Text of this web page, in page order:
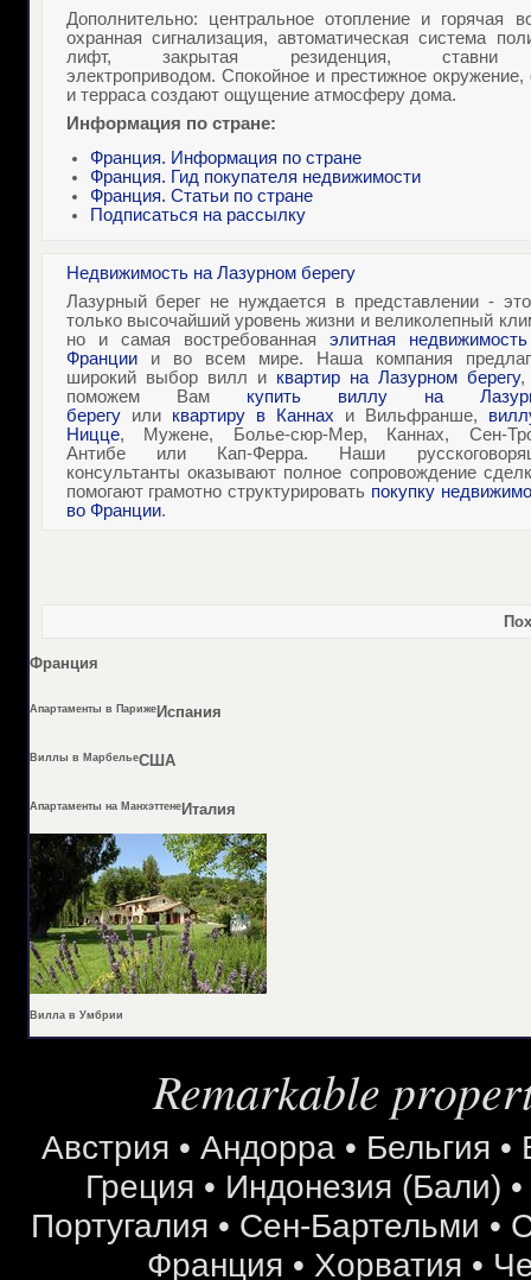
Дополнительно: центральное отопление и горячая
охранная сигнализация, автоматическая система
лифт, закрытая резиденция,
электроприводом. Спокойное и престижное окружение,
и терраса создают ощущение атмосферу дома.
Информация по стране:
Франция. Информация по стране
Франция. Гид покупателя недвижимости
Франция. Статьи по стране
Подписаться на рассылку
Недвижимость на Лазурном берегу
Лазурный берег не нуждается в представлении -
только высочайший уровень жизни и великолепный
но и самая востребованная элитная
Франциии во всем мире. Наша компания
широкий выбор вилл и квартир на Лазурном берегу,
поможем Вам купить виллу на
берегуили квартиру в Каннах и Вильфранше,
Ницце, Мужене, Болье-сюр-Мер, Каннах, Сен-
Антибе или Кап-Ферра. Наши
консультанты оказывают полное сопровождение
помогают грамотно структурировать покупку
во Франции.
Франция
Апартаменты в ПарижеИспания
Виллы в МарбельеСША
Апартаменты на МанхэттенеИталия
Вилла в Умбрии
Remarkable
Австрия • Андорра • Бельгия •
Греция • Индонезия (Бали) •
Португалия • Сен-Бартельми •
Франция • Хорватия •